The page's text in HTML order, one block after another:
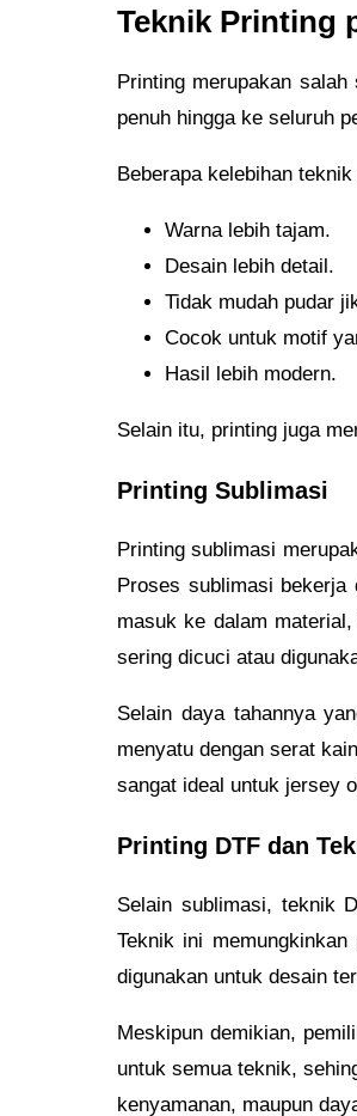
Teknik Printing
Printing merupakan
penuh hingga ke seluruh
Beberapa kelebihan
Warna lebih tajam.
Desain lebih detail.
Tidak mudah pudar
Cocok untuk motif
Hasil lebih modern.
Selain itu, printing juga
Printing Sublimasi
Printing sublimasi
Proses sublimasi bekerja
masuk ke dalam
sering dicuci atau
Selain daya tahannya
menyatu dengan serat
sangat ideal untuk jersey
Printing DTF dan
Selain sublimasi, teknik
Teknik ini
digunakan untuk desain
Meskipun demikian,
untuk semua teknik,
kenyamanan, maupun